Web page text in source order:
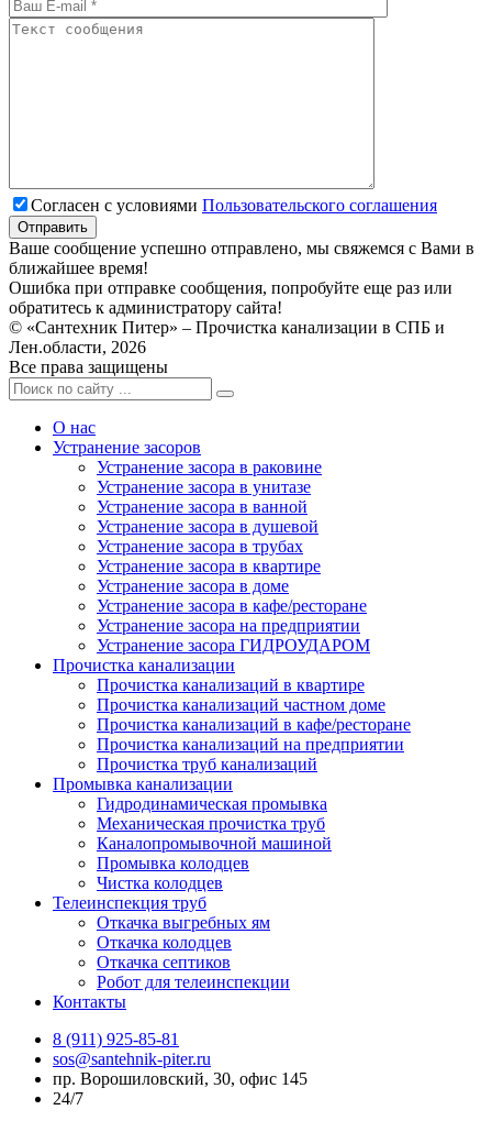
Согласен с условиями Пользовательского соглашения
Ваше сообщение успешно отправлено, мы свяжемся с Вами в
ближайшее время!
Ошибка при отправке сообщения, попробуйте еще раз или
обратитесь к администратору сайта!
© «Сантехник Питер» – Прочистка канализации в СПБ и
Лен.области, 2026
Все права защищены
О нас
Устранение засоров
Устранение засора в раковине
Устранение засора в унитазе
Устранение засора в ванной
Устранение засора в душевой
Устранение засора в трубах
Устранение засора в квартире
Устранение засора в доме
Устранение засора в кафе/ресторане
Устранение засора на предприятии
Устранение засора ГИДРОУДАРОМ
Прочистка канализации
Прочистка канализаций в квартире
Прочистка канализаций частном доме
Прочистка канализаций в кафе/ресторане
Прочистка канализаций на предприятии
Прочистка труб канализаций
Промывка канализации
Гидродинамическая промывка
Механическая прочистка труб
Каналопромывочной машиной
Промывка колодцев
Чистка колодцев
Телеинспекция труб
Откачка выгребных ям
Откачка колодцев
Откачка септиков
Робот для телеинспекции
Контакты
8 (911) 925-85-81
sos@santehnik-piter.ru
пр. Ворошиловский, 30, офис 145
24/7